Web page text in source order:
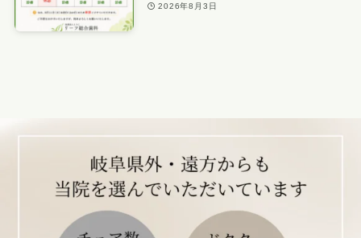
2026年8月3日